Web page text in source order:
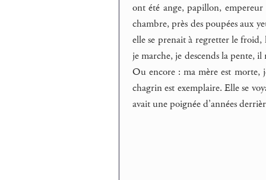
ont été ange, papillon,
chambre, près des poupées aux
elle se prenait à regretter le
je marche, je descends la pente,
Ou encore : ma mère est morte,
chagrin est exemplaire. Elle se
avait une poignée d’années